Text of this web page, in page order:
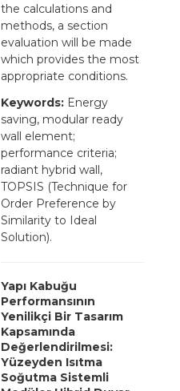
the calculations and
methods, a section
evaluation will be made
which provides the most
appropriate conditions.
Keywords: Energy
saving, modular ready
wall element;
performance criteria;
radiant hybrid wall,
TOPSIS (Technique for
Order Preference by
Similarity to Ideal
Solution).
Yapı Kabuğu
Performansının
Yenilikçi Bir Tasarım
Kapsamında
Değerlendirilmesi:
Yüzeyden Isıtma
Soğutma Sistemli